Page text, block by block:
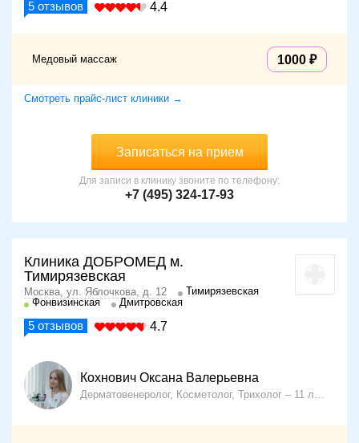
5 отзывов 4.4
Медовый массаж 1000
Смотреть прайс-лист клиники →
Записаться на прием
Для записи в клинику звоните по телефону:
+7 (495) 324-17-93
Клиника ДОБРОМЕД м.
Тимирязевская
Москва, ул. Яблочкова, д. 12
Тимирязевская
Фонвизинская
Дмитровская
5 отзывов 4.7
Кохнович Оксана Валерьевна
Дерматовенеролог, Косметолог, Трихолог 11 лет опыта